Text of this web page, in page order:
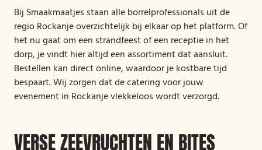
Bij Smaakmaatjes staan alle borrelprofessionals uit de
regio Rockanje overzichtelijk bij elkaar op het platform. Of
het nu gaat om een strandfeest of een receptie in het
dorp, je vindt hier altijd een assortiment dat aansluit.
Bestellen kan direct online, waardoor je kostbare tijd
bespaart. Wij zorgen dat de catering voor jouw
evenement in Rockanje vlekkeloos wordt verzorgd.
VERSE ZEEVRUCHTEN EN BITES